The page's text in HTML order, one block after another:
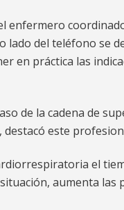
enfermero
del teléfono se
en práctica las
de la cadena de
este
el
aumenta